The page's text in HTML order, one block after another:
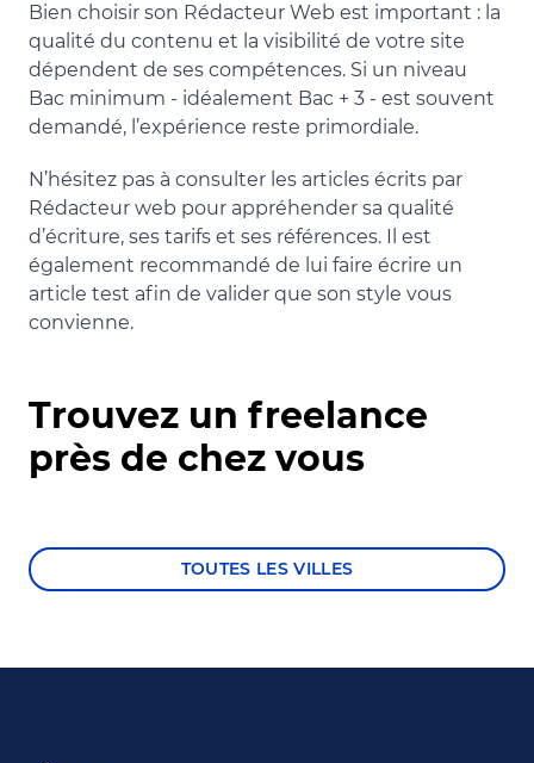
Bien choisir son Rédacteur Web est important : la
qualité du contenu et la visibilité de votre site
dépendent de ses compétences. Si un niveau
Bac minimum - idéalement Bac + 3 - est souvent
demandé, l’expérience reste primordiale.
N’hésitez pas à consulter les articles écrits par
Rédacteur web pour appréhender sa qualité
d’écriture, ses tarifs et ses références. Il est
également recommandé de lui faire écrire un
article test afin de valider que son style vous
convienne.
Trouvez un freelance
près de chez vous
TOUTES LES VILLES